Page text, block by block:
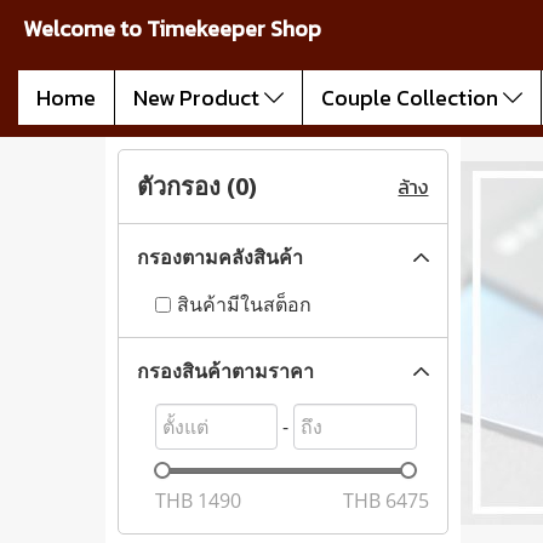
Welcome to Timekeeper Shop
Home New Product Couple Collection
ตัวกรอง (0) ล้าง
กรองตามคลังสินค้า
สินค้ามีในสต็อก
กรองสินค้าตามราคา
-
THB 1490 THB 6475